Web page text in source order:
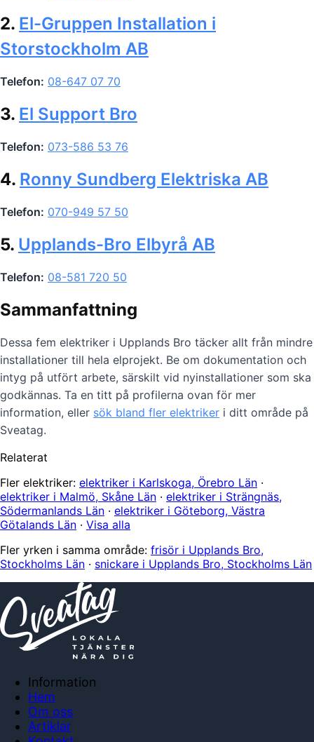
2. El-Gruppen Installation i
Storstockholm AB
Telefon: 08-647 07 70
3. El Support Bro
Telefon: 073-586 53 76
4. Ronny Sundberg Elektriska AB
Telefon: 070-949 57 50
5. Upplands-Bro Elbyrå AB
Telefon: 08-581 720 50
Sammanfattning
Dessa fem elektriker i Upplands Bro täcker allt från mindre
installationer till hela elprojekt. Be om dokumentation och
intyg på utfört arbete, särskilt vid nyinstallationer som ska
godkännas. Ta en titt på profilerna ovan för mer
information, eller sök bland fler elektriker i ditt område på
Sveatag.
Relaterat
Fler elektriker: elektriker i Karlskoga, Örebro Län ·
elektriker i Malmö, Skåne Län · elektriker i Strängnäs,
Södermanlands Län · elektriker i Göteborg, Västra
Götalands Län · Visa alla
Fler yrken i samma område: frisör i Upplands Bro,
Stockholms Län · snickare i Upplands Bro, Stockholms Län
Information
Hem
Om oss
Artiklar